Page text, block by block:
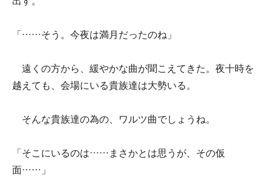
「……そう。今夜は満月だったのね」
遠くの方から、緩やかな曲が聞こえてきた。夜十時を
越えても、会場にいる貴族達は大勢いる。
そんな貴族達の為の、ワルツ曲でしょうね。
「そこにいるのは……まさかとは思うが、その仮
面……」